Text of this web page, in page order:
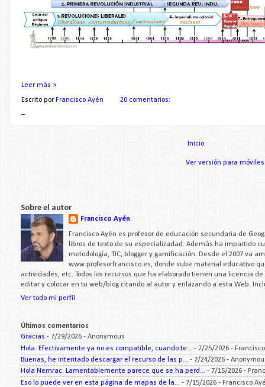
Leer más »
Escrito por Francisco Ayén
20 comentarios:
Inicio
Ver versión para móviles
Sobre el autor
Francisco Ayén
Francisco Ayén es profesor de educación secundaria de
libros de texto de su especializadad. Además ha impartido
metodología, TIC, blogger y gamificación. Desde el 2007 va
www.profesorfrancisco.es, donde sube material educativo
actividades, etc. Todos los recursos que ha elaborado tienen una licencia
editar y colocar en tu web/blog citando al autor y enlazando a esta Web.
Ver todo mi perfil
Últimos comentarios
Gracias - 7/29/2026 - Anonymous
Hola. Efectivamente ya no es compatible, cuando te... - 7/25/2026 -
Buenas, he intentado descargar el recurso de las p... - 7/24/2026 -
Hola Nemrac. Lamentablemente parece que se ha perd... - 7/15/2026 -
Eso lo puede ver en esta página de mapas de la... - 7/15/2026 - Francisco